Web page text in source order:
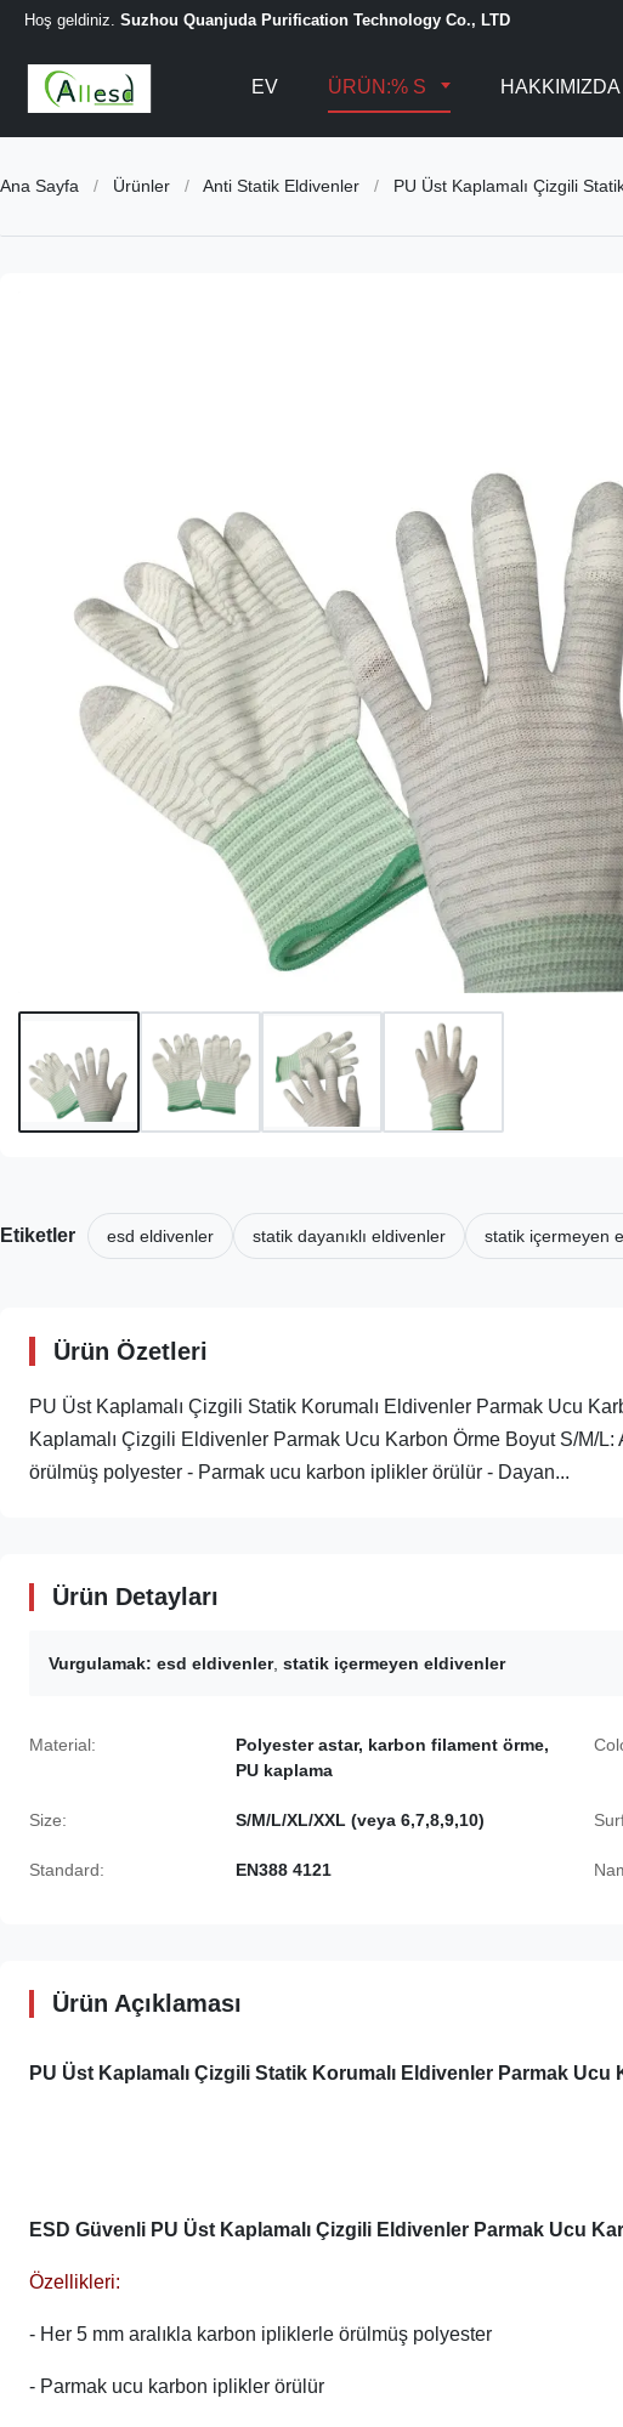
Hoş geldiniz. Suzhou Quanjuda Purification Technology Co., LTD
EV ÜRÜN:% S HAKKIMIZDA
Ana Sayfa / Ürünler / Anti Statik Eldivenler / PU Üst Kaplamalı Çizgili
Etiketler esd eldivenler statik dayanıklı eldivenler statik içermeyen
Ürün Özetleri
PU Üst Kaplamalı Çizgili Statik Korumalı Eldivenler Parmak Ucu
Kaplamalı Çizgili Eldivenler Parmak Ucu Karbon Örme Boyut S/M/
örülmüş polyester - Parmak ucu karbon iplikler örülür - Dayan...
Ürün Detayları
Vurgulamak: esd eldivenler, statik içermeyen eldivenler
Material:
Polyester astar, karbon filament örme,
PU kaplama
Size: S/M/L/XL/XXL (veya 6,7,8,9,10)
Standard: EN388 4121
Ürün Açıklaması
PU Üst Kaplamalı Çizgili Statik Korumalı Eldivenler Parmak Ucu
ESD Güvenli PU Üst Kaplamalı Çizgili Eldivenler Parmak Ucu
Özellikleri:
- Her 5 mm aralıkla karbon ipliklerle örülmüş polyester
- Parmak ucu karbon iplikler örülür